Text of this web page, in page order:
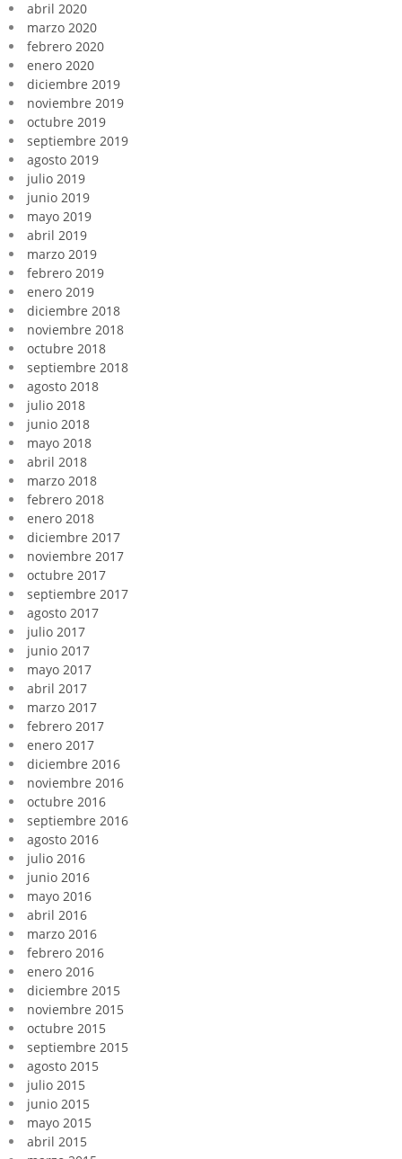
abril 2020
marzo 2020
febrero 2020
enero 2020
diciembre 2019
noviembre 2019
octubre 2019
septiembre 2019
agosto 2019
julio 2019
junio 2019
mayo 2019
abril 2019
marzo 2019
febrero 2019
enero 2019
diciembre 2018
noviembre 2018
octubre 2018
septiembre 2018
agosto 2018
julio 2018
junio 2018
mayo 2018
abril 2018
marzo 2018
febrero 2018
enero 2018
diciembre 2017
noviembre 2017
octubre 2017
septiembre 2017
agosto 2017
julio 2017
junio 2017
mayo 2017
abril 2017
marzo 2017
febrero 2017
enero 2017
diciembre 2016
noviembre 2016
octubre 2016
septiembre 2016
agosto 2016
julio 2016
junio 2016
mayo 2016
abril 2016
marzo 2016
febrero 2016
enero 2016
diciembre 2015
noviembre 2015
octubre 2015
septiembre 2015
agosto 2015
julio 2015
junio 2015
mayo 2015
abril 2015